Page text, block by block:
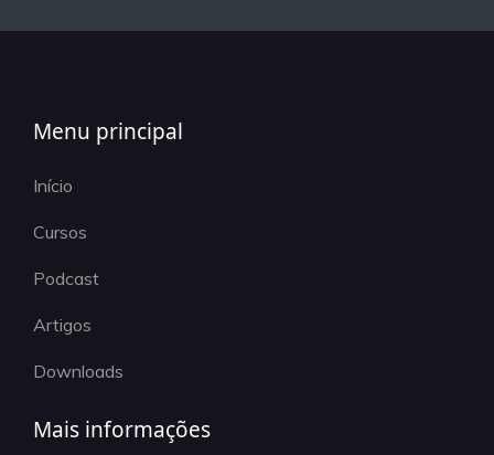
Menu principal
Início
Cursos
Podcast
Artigos
Downloads
Mais informações